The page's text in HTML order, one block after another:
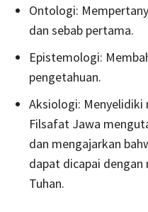
Ontologi:
dan sebab pertama.
Epistemologi:
pengetahuan.
Aksiologi: Menyelidiki
Filsafat Jawa
dan mengajarkan
dapat dicapai
Tuhan.